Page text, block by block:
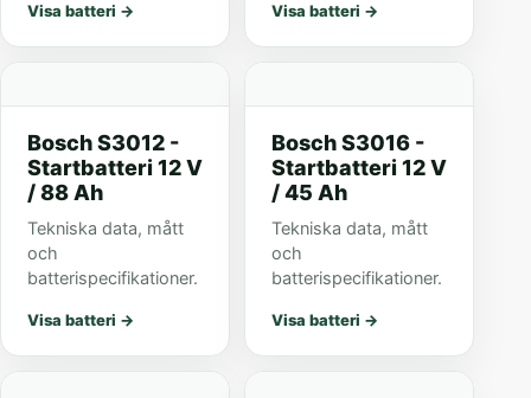
Visa batteri → Visa batteri →
Bosch S3012 -
Startbatteri 12 V
/ 88 Ah
Tekniska data, mått
och
batterispecifikationer.
Visa batteri →
Bosch S3016 -
Startbatteri 12 V
/ 45 Ah
Tekniska data, mått
och
batterispecifikationer.
Visa batteri →